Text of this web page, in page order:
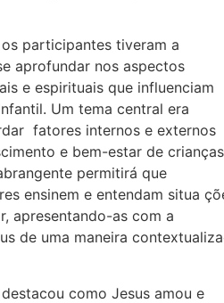
participantes tiveram a
aprofundar nos aspectos
e espirituais que influenciam
Um tema central era
fatores internos e externos
e bem-estar de
permitirá que
ensinem e entendam situa
apresentando-as com a
de uma maneira
como Jesus amou e